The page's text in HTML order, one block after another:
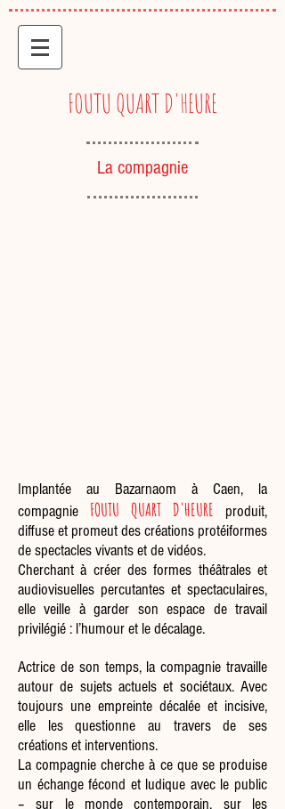
FOUTU QUART D'HEURE
La compagnie
Implantée au Bazarnaom à Caen, la
compagnie FOUTU QUART D'HEURE produit,
diffuse et promeut des créations protéiformes
de spectacles vivants et de vidéos.
Cherchant à créer des formes théâtrales et
audiovisuelles percutantes et spectaculaires,
elle veille à garder son espace de travail
privilégié : l’humour et le décalage.
Actrice de son temps, la compagnie travaille
autour de sujets actuels et sociétaux. Avec
toujours une empreinte décalée et incisive,
elle les questionne au travers de ses
créations et interventions.
La compagnie cherche à ce que se produise
un échange fécond et ludique avec le public
– sur le monde contemporain, sur les